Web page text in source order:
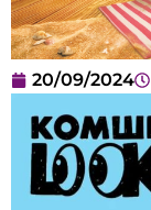
20/09/2024